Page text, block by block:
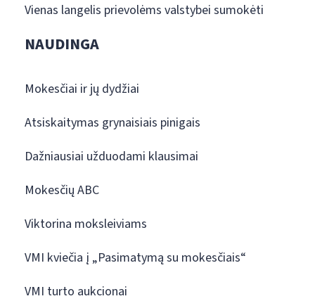
Vienas langelis prievolėms valstybei sumokėti
NAUDINGA
Mokesčiai ir jų dydžiai
Atsiskaitymas grynaisiais pinigais
Dažniausiai užduodami klausimai
Mokesčių ABC
Viktorina moksleiviams
VMI kviečia į „Pasimatymą su mokesčiais“
VMI turto aukcionai